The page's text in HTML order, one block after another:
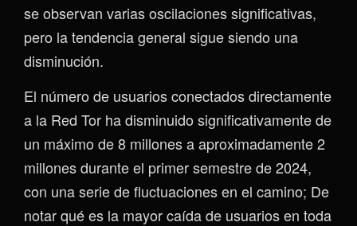
se observan varias oscilaciones significativas,
pero la tendencia general sigue siendo una
disminución.
El número de usuarios conectados directamente
a la Red Tor ha disminuido significativamente de
un máximo de 8 millones a aproximadamente 2
millones durante el primer semestre de 2024,
con una serie de fluctuaciones en el camino; De
notar qué es la mayor caída de usuarios en toda